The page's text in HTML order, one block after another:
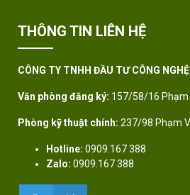
THÔNG TIN LIÊN HỆ
CÔNG TY TNHH ĐẦU TƯ CÔNG
Văn phòng đăng ký: 157/58/16 Phạm
Phòng kỹ thuật chính: 237/98 Phạm
Hotline: 0909.167 388
Zalo: 0909.167 388